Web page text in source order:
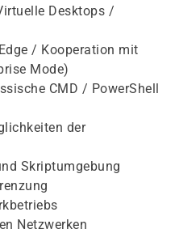
Desktops /
/ Kooperation mit
Mode)
CMD / PowerShell
der
Skriptumgebung
Netzwerken